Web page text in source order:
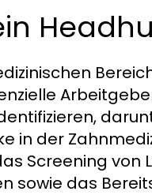
in der
Screening von
sowie das